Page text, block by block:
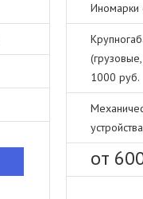
Иномарки
1000 руб.
от